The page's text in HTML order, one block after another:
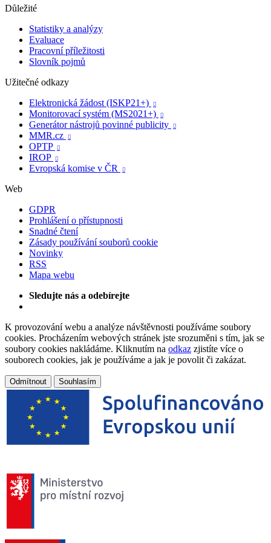
Důležité
Statistiky a analýzy
Evaluace
Pracovní příležitosti
Slovník pojmů
Užitečné odkazy
Elektronická žádost (ISKP21+)

Monitorovací systém (MS2021+) 
Generátor nástrojů povinné publicity 
MMR.cz 
OPTP 
IROP 
Evropská komise v ČR 
Web
GDPR
Prohlášení o přístupnosti
Snadné čtení
Zásady používání souborů cookie
Novinky
RSS
Mapa webu
Sledujte nás a odebírejte
K provozování webu a analýze návštěvnosti používáme soubory
cookies. Procházením webových stránek jste srozuměni s tím, jak se
soubory cookies nakládáme. Kliknutím na odkaz zjistíte více o
souborech cookies, jak je používáme a jak je povolit či zakázat.
Odmítnout Souhlasím